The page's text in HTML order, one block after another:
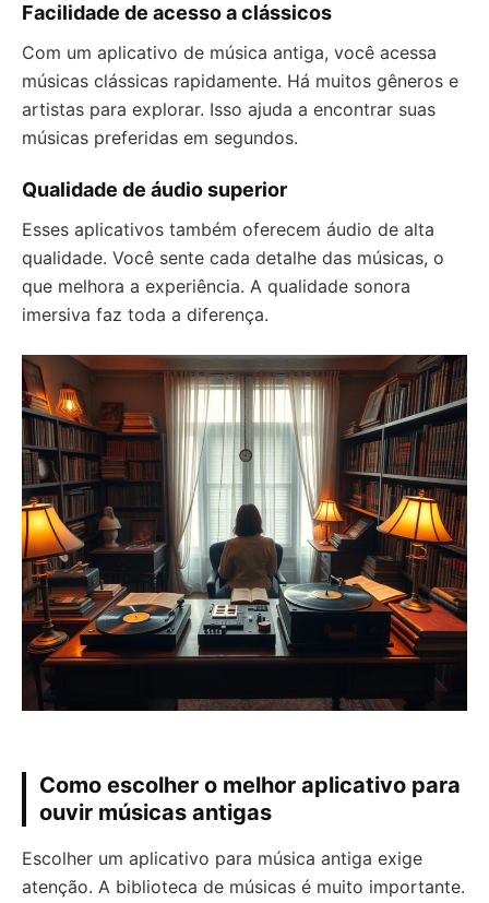
Facilidade de acesso a clássicos
Com um aplicativo de música antiga, você acessa
músicas clássicas rapidamente. Há muitos gêneros e
artistas para explorar. Isso ajuda a encontrar suas
músicas preferidas em segundos.
Qualidade de áudio superior
Esses aplicativos também oferecem áudio de alta
qualidade. Você sente cada detalhe das músicas, o
que melhora a experiência. A qualidade sonora
imersiva faz toda a diferença.
Como escolher o melhor aplicativo para
ouvir músicas antigas
Escolher um aplicativo para música antiga exige
atenção. A biblioteca de músicas é muito importante.